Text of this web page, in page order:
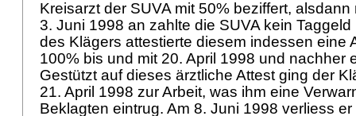
Kreisarzt der SUVA mit 50% beziffert,
3. Juni 1998 an zahlte die SUVA kein
des Klägers attestierte diesem indessen eine
100% bis und mit 20. April 1998 und nachher
Gestützt auf dieses ärztliche Attest ging der
21. April 1998 zur Arbeit, was ihm eine
Beklagten eintrug. Am 8. Juni 1998 verliess